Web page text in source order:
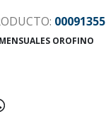
00091355
OROFINO